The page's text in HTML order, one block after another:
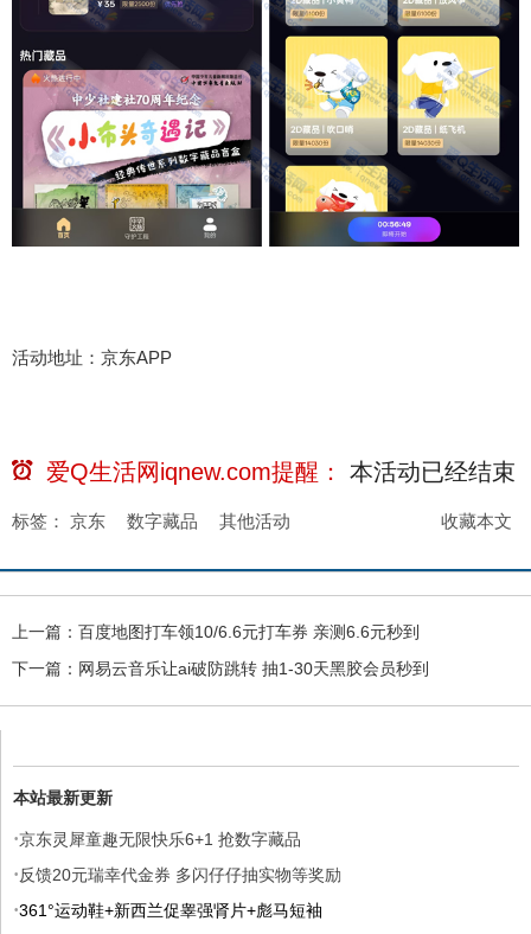
活动地址：京东APP
爱Q生活网iqnew.com提醒： 本活动已经结束
收藏本文
标签： 京东 数字藏品 其他活动
上一篇： 百度地图打车领10/6.6元打车券 亲测6.6元秒到
下一篇： 网易云音乐让ai破防跳转 抽1-30天黑胶会员秒到
本站最新更新
·京东灵犀童趣无限快乐6+1 抢数字藏品
·反馈20元瑞幸代金券 多闪仔仔抽实物等奖励
·361°运动鞋+新西兰促睾强肾片+彪马短袖